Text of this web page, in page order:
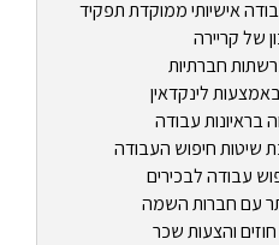
אישיותי ממוקדת תפקיד
של קריירה
חברתיות
לינקדאין
בראיונות עבודה
שיטות חיפוש העבודה
עבודה לבכירים
עם חברות השמה
והצעות שכר